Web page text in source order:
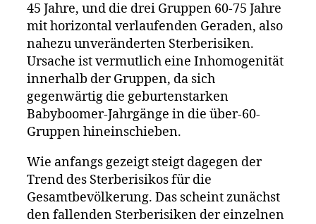
45 Jahre, und die drei Gruppen 60-75 Jahre
mit horizontal verlaufenden Geraden, also
nahezu unveränderten Sterberisiken.
Ursache ist vermutlich eine Inhomogenität
innerhalb der Gruppen, da sich
gegenwärtig die geburtenstarken
Babyboomer-Jahrgänge in die über-60-
Gruppen hineinschieben.
Wie anfangs gezeigt steigt dagegen der
Trend des Sterberisikos für die
Gesamtbevölkerung. Das scheint zunächst
den fallenden Sterberisiken der einzelnen